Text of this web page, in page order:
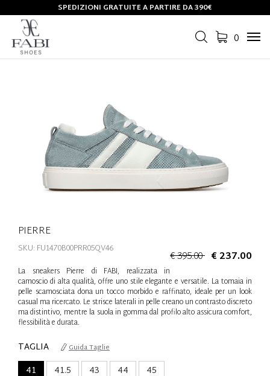
SPEDIZIONI GRATUITE A PARTIRE DA 390€
0
PIERRE
€ 395.00 € 237.00
SKU: FU1470B00PRR05QV46
La sneakers Pierre di FABI, realizzata in
camoscio di alta qualità, offre uno stile elegante e versatile. La tomaia in
pelle scamosciata dona un tocco morbido e raffinato, ideale per un look
casual ma ricercato. Le strisce laterali in pelle creano un contrasto discreto
ma distintivo, mentre la suola in gomma dal profilo alto assicura comfort,
flessibilità e durata.
TAGLIA Guida Taglie
41 41.5 43 44
45